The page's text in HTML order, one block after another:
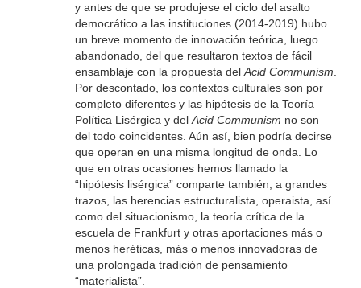
y antes de que se produjese el ciclo del asalto
democrático a las instituciones (2014-2019) hubo
un breve momento de innovación teórica, luego
abandonado, del que resultaron textos de fácil
ensamblaje con la propuesta del Acid Communism
Por descontado, los contextos culturales son por
completo diferentes y las hipótesis de la Teoría
Política Lisérgica y del Acid Communism no son
del todo coincidentes. Aún así, bien podría decirse
que operan en una misma longitud de onda. Lo
que en otras ocasiones hemos llamado la
“hipótesis lisérgica” comparte también, a grandes
trazos, las herencias estructuralista, operaista, así
como del situacionismo, la teoría crítica de la
escuela de Frankfurt y otras aportaciones más o
menos heréticas, más o menos innovadoras de
una prolongada tradición de pensamiento
“materialista”.